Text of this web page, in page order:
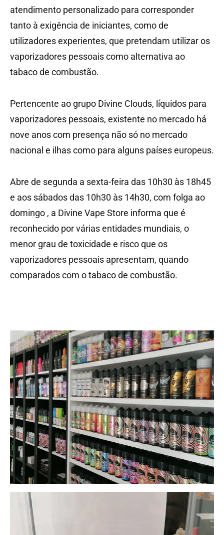
atendimento personalizado para corresponder
tanto à exigência de iniciantes, como de
utilizadores experientes, que pretendam utilizar os
vaporizadores pessoais como alternativa ao
tabaco de combustão.
Pertencente ao grupo Divine Clouds, líquidos para
vaporizadores pessoais, existente no mercado há
nove anos com presença não só no mercado
nacional e ilhas como para alguns países europeus.
Abre de segunda a sexta-feira das 10h30 às 18h45
e aos sábados das 10h30 às 14h30, com folga ao
domingo , a Divine Vape Store informa que é
reconhecido por várias entidades mundiais, o
menor grau de toxicidade e risco que os
vaporizadores pessoais apresentam, quando
comparados com o tabaco de combustão.